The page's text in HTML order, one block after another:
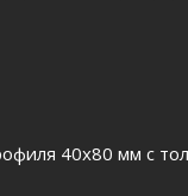
40х80 мм с